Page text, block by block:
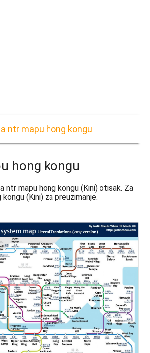
ntr mapu hong kongu
hong kongu
ntr mapu hong kongu (Kini) otisak. Za
(Kini) za preuzimanje.